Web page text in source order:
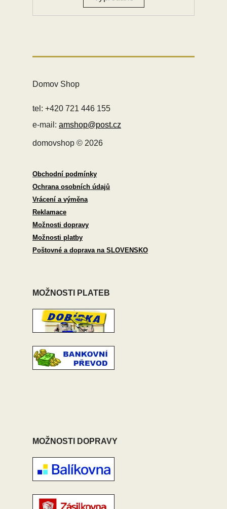
Domov Shop
tel: +420 721 446 155
e-mail: amshop@post.cz
domovshop © 2026
Obchodní podmínky
Ochrana osobních údajů
Vrácení a výměna
Reklamace
Možnosti dopravy
Možnosti platby
Poštovné a doprava na SLOVENSKO
MOŽNOSTI PLATEB
MOŽNOSTI DOPRAVY